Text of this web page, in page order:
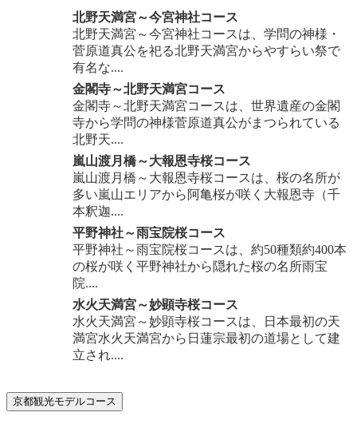
北野天満宮～今宮神社コース
北野天満宮～今宮神社コースは、学問の神様・
菅原道真公を祀る北野天満宮からやすらい祭で
有名な....
金閣寺～北野天満宮コース
金閣寺～北野天満宮コースは、世界遺産の金閣
寺から学問の神様菅原道真公がまつられている
北野天....
嵐山渡月橋～大報恩寺桜コース
嵐山渡月橋～大報恩寺桜コースは、桜の名所が
多い嵐山エリアから阿亀桜が咲く大報恩寺（千
本釈迦....
平野神社～雨宝院桜コース
平野神社～雨宝院桜コースは、約50種類約400本
の桜が咲く平野神社から隠れた桜の名所雨宝
院....
水火天満宮～妙顕寺桜コース
水火天満宮～妙顕寺桜コースは、日本最初の天
満宮水火天満宮から日蓮宗最初の道場として建
立され....
京都観光モデルコース